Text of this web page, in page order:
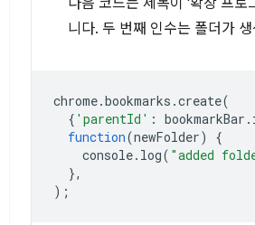
다음 코드는 제목이 '확장 프
니다. 두 번째 인수는 폴더가
chrome.bookmarks .create(
{ 'parentId' : bookmarkBar .
function(newFolder)
{
console. log( "added
},
);